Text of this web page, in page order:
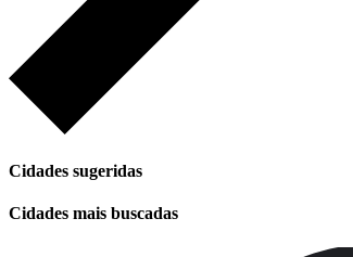
Cidades sugeridas
Cidades mais buscadas